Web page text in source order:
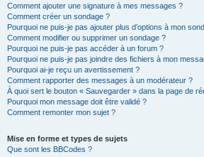
Comment ajouter une signature à mes messages ?
Comment créer un sondage ?
Pourquoi ne puis-je pas ajouter plus d’options à mon
Comment modifier ou supprimer un sondage ?
Pourquoi ne puis-je pas accéder à un forum ?
Pourquoi ne puis-je pas joindre des fichiers à mon
Pourquoi ai-je reçu un avertissement ?
Comment rapporter des messages à un modérateur ?
À quoi sert le bouton « Sauvegarder » dans la page de
Pourquoi mon message doit être validé ?
Comment remonter mon sujet ?
Mise en forme et types de sujets
Que sont les BBCodes ?